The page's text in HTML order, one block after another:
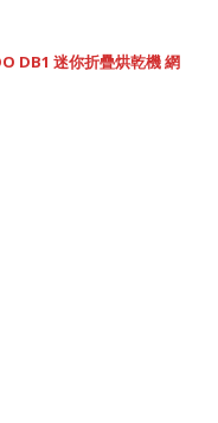
DB1 迷你折疊烘乾機 網